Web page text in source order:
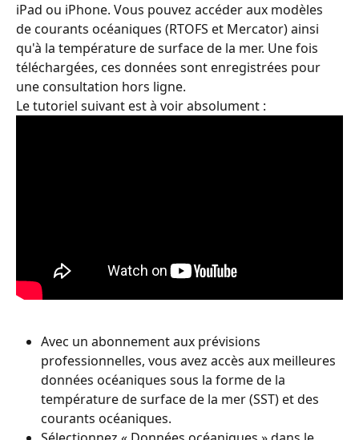
iPad ou iPhone. Vous pouvez accéder aux modèles
de courants océaniques (RTOFS et Mercator) ainsi
qu'à la température de surface de la mer. Une fois
téléchargées, ces données sont enregistrées pour
une consultation hors ligne.
Le tutoriel suivant est à voir absolument :
Avec un abonnement aux prévisions
professionnelles, vous avez accès aux meilleures
données océaniques sous la forme de la
température de surface de la mer (SST) et des
courants océaniques.